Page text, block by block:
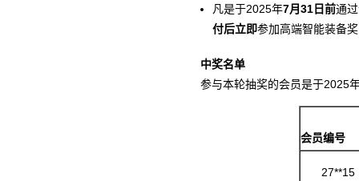
凡是于2025年7月31日前通过
付后立即参加高端智能装备
中奖名单
参与本轮抽奖的会员是于2025
会员编号
27**15